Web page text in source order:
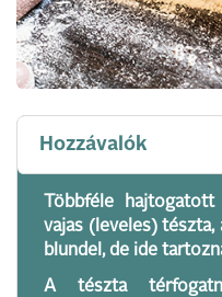
Hozzávalók
Többféle
vajas (leveles) tészta,
blundel, de ide
A tészta